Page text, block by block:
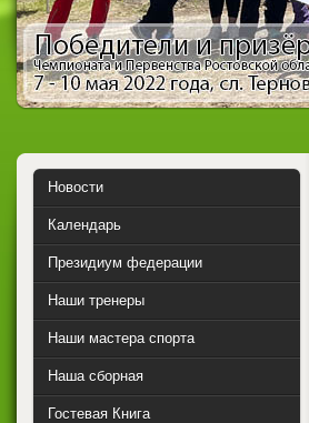
Новости
Календарь
Президиум федерации
Наши тренеры
Наши мастера спорта
Наша сборная
Гостевая Книга